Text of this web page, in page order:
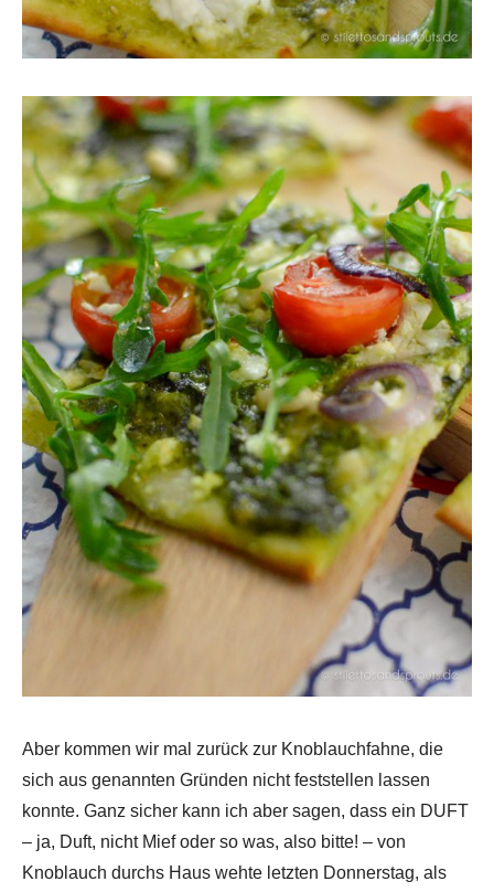
Aber kommen wir mal zurück zur Knoblauchfahne, die
sich aus genannten Gründen nicht feststellen lassen
konnte. Ganz sicher kann ich aber sagen, dass ein DUFT
– ja, Duft, nicht Mief oder so was, also bitte! – von
Knoblauch durchs Haus wehte letzten Donnerstag, als